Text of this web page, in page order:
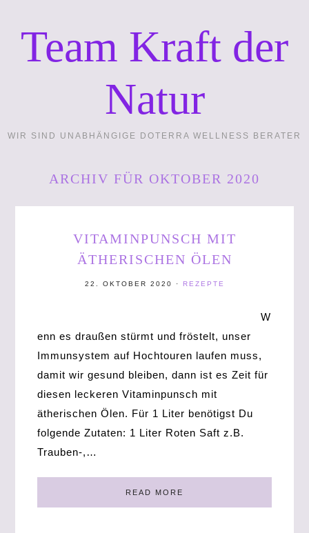
Team Kraft der
Natur
WIR SIND UNABHÄNGIGE DOTERRA WELLNESS BERATER
ARCHIV FÜR OKTOBER 2020
VITAMINPUNSCH MIT
ÄTHERISCHEN ÖLEN
22. OKTOBER 2020 · REZEPTE
W
enn es draußen stürmt und fröstelt, unser
Immunsystem auf Hochtouren laufen muss,
damit wir gesund bleiben, dann ist es Zeit für
diesen leckeren Vitaminpunsch mit
ätherischen Ölen. Für 1 Liter benötigst Du
folgende Zutaten: 1 Liter Roten Saft z.B.
Trauben-,…
READ MORE